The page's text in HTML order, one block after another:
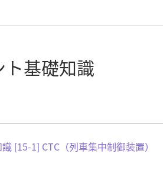
ト基礎知識
[15-1] CTC（列車集中制御装置）